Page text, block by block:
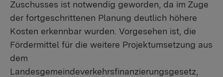
Zuschusses ist notwendig geworden, da im Zuge
der fortgeschrittenen Planung deutlich höhere
Kosten erkennbar wurden. Vorgesehen ist, die
Fördermittel für die weitere Projektumsetzung aus
dem
Landesgemeindeverkehrsfinanzierungsgesetz,